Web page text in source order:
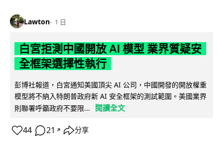
Lawton 1 日
白宮拒測中國開放 AI 模型 業界質疑安
全框架選擇性執行
彭博社報道，白宮通知美國頂尖 AI 公司，中國開發的開放權重
模型將不納入特朗普政府新 AI 安全框架的測試範圍。美國業界
則聯署呼籲政府不要限...
閱讀全文
44 21 ↗ 分享